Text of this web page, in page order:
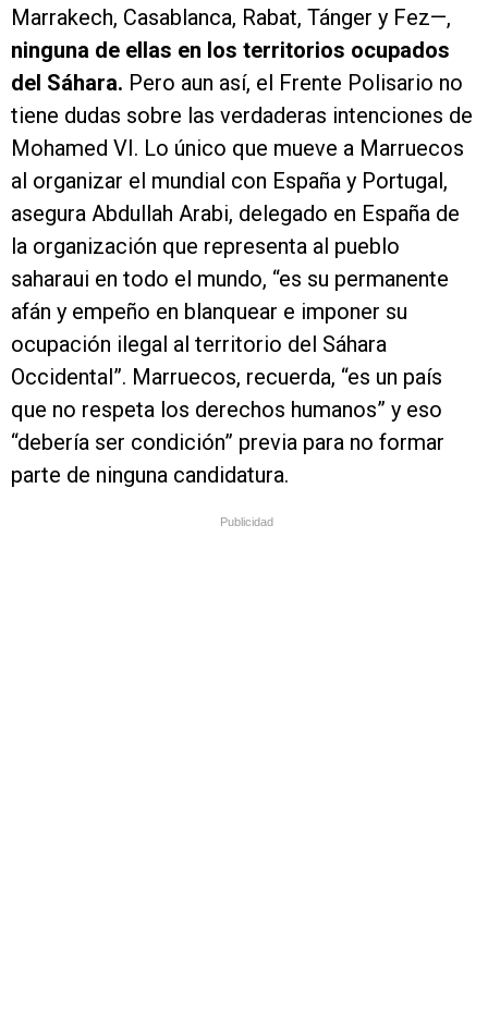
Marrakech, Casablanca, Rabat, Tánger y Fez—,
ninguna de ellas en los territorios ocupados
del Sáhara. Pero aun así, el Frente Polisario no
tiene dudas sobre las verdaderas intenciones de
Mohamed VI. Lo único que mueve a Marruecos
al organizar el mundial con España y Portugal,
asegura Abdullah Arabi, delegado en España de
la organización que representa al pueblo
saharaui en todo el mundo, “es su permanente
afán y empeño en blanquear e imponer su
ocupación ilegal al territorio del Sáhara
Occidental”. Marruecos, recuerda, “es un país
que no respeta los derechos humanos” y eso
“debería ser condición” previa para no formar
parte de ninguna candidatura.
Publicidad